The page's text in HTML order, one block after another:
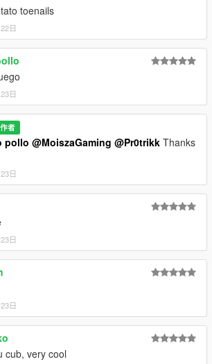
toenails
日
日
作者
pollo @MoiszaGaming @Pr0trikk Thanks
日
日
日
cub, very cool